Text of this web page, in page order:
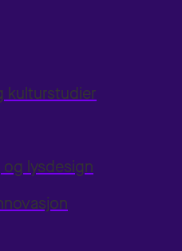
kulturstudier
lysdesign